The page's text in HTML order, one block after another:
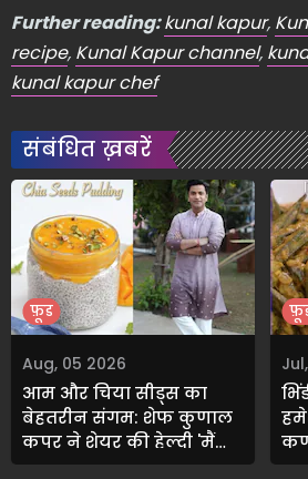
Further reading:kunal kapur,
recipe, Kunal Kapur channel,
kunal kapur chef
संबंधित ख़बरें
Aug, 05 2026
आम और चिया सीड्स का
बेहतरीन संगम: शेफ कुणाल
कपूर ने शेयर की हेल्दी 'मैंगो
चिया पुडिंग' रेसिपी
फ़ूड